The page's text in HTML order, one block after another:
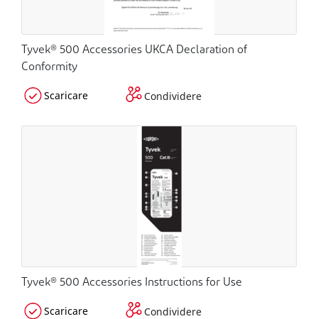
Tyvek® 500 Accessories UKCA Declaration of
Conformity
Scaricare Condividere
Tyvek® 500 Accessories Instructions for Use
Scaricare Condividere